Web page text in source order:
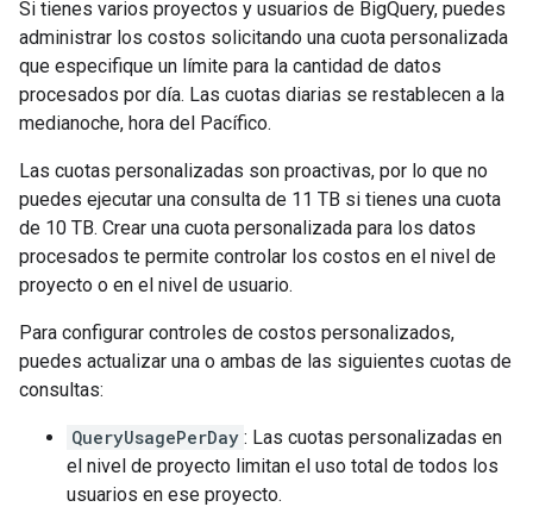
Si tienes varios proyectos y usuarios de BigQuery, puedes
administrar los costos solicitando una cuota personalizada
que especifique un límite para la cantidad de datos
procesados por día. Las cuotas diarias se restablecen a la
medianoche, hora del Pacífico.
Las cuotas personalizadas son proactivas, por lo que no
puedes ejecutar una consulta de 11 TB si tienes una cuota
de 10 TB. Crear una cuota personalizada para los datos
procesados te permite controlar los costos en el nivel de
proyecto o en el nivel de usuario.
Para configurar controles de costos personalizados,
puedes actualizar una o ambas de las siguientes cuotas de
consultas:
QueryUsagePerDay : Las cuotas personalizadas en
el nivel de proyecto limitan el uso total de todos los
usuarios en ese proyecto.